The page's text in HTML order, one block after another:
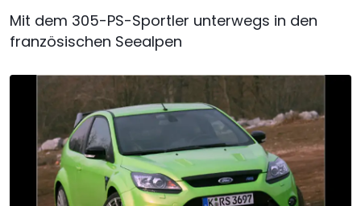
Mit dem 305-PS-Sportler unterwegs in den
französischen Seealpen